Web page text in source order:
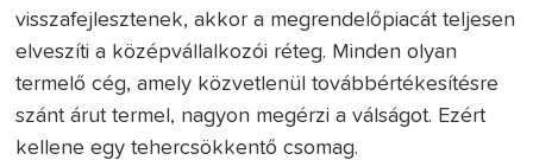
visszafejlesztenek, akkor a megrendelőpiacát teljesen
elveszíti a középvállalkozói réteg. Minden olyan
termelő cég, amely közvetlenül továbbértékesítésre
szánt árut termel, nagyon megérzi a válságot. Ezért
kellene egy tehercsökkentő csomag.